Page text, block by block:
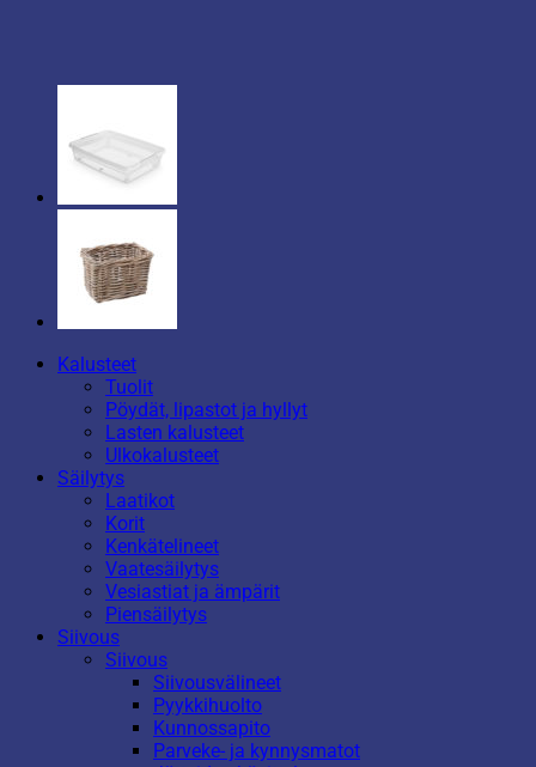
Kalusteet
Tuolit
Pöydät, lipastot ja hyllyt
Lasten kalusteet
Ulkokalusteet
Säilytys
Laatikot
Korit
Kenkätelineet
Vaatesäilytys
Vesiastiat ja ämpärit
Piensäilytys
Siivous
Siivous
Siivousvälineet
Pyykkihuolto
Kunnossapito
Parveke- ja kynnysmatot